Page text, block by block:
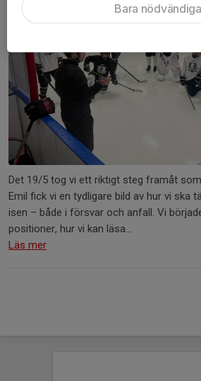
Det 19/5 tog vi ett riktigt steg framåt
Emil fick vi en tydligare bild av hur vi ska
isen – både i försvar och anfall. Vi
positioner, hur vi kan läsa...
Läs mer
Bara nödvändiga